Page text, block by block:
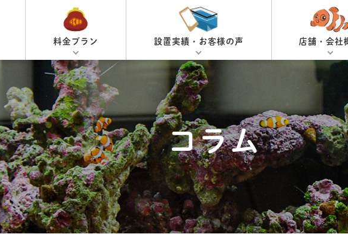
料金プラン 設置実績・お客様の声 店舗・会社
コラム